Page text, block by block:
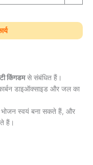
किंगडमसे संबंधित हैं।
कार्बन डाइऑक्साइड और जल का
भोजन स्वयं बना सकते हैं, और
हैं।